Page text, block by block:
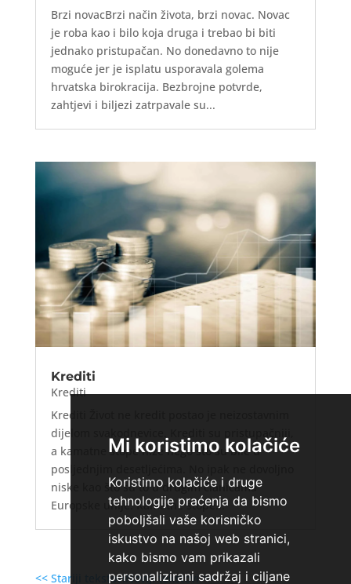
Mi koristimo kolačiće
Koristimo kolačiće i druge
tehnologije praćenja da bismo
poboljšali vaše korisničko
iskustvo na našoj web stranici,
kako bismo vam prikazali
personalizirani sadržaj i ciljane
Brzi novacBrzi način života, brzi novac. Novac
je roba kao i bilo koja druga i trebao bi biti
jednako pristupačan. No donedavno to nije
moguće jer je isplatu usporavala golema
hrvatska birokracija. Bezbrojne potvrde,
zahtjevi i biljezi zatrpavale su...
Krediti
Krediti
Krediti Život ne kredit postao je neizostavnim
dijelom svakodnevice. Krediti su pristupačniji,
a kamatne stope niže nego što su bile u
posljednjim desetljećima. No ipak ne dovoljno
niske kao što su to u drugim članicama
Europske unije. Kamatne stope...
<< Stariji tekstoviNoviji tekstovi >>